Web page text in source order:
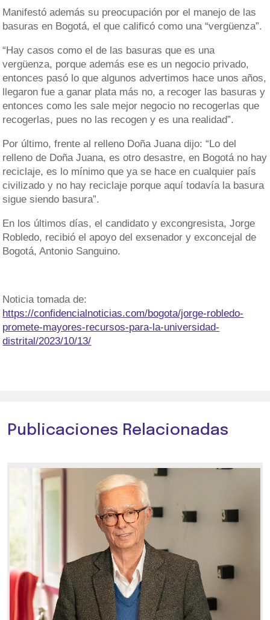
Manifestó además su preocupación por el manejo de las
basuras en Bogotá, el que calificó como una “vergüenza”.
“Hay casos como el de las basuras que es una
vergüenza, porque además ese es un negocio privado,
entonces pasó lo que algunos advertimos hace unos años,
llegaron fue a ganar plata más no, a recoger las basuras y
entonces como les sale mejor negocio no recogerlas que
recogerlas, pues no las recogen y es una realidad”.
Por último, frente al relleno Doña Juana dijo: “Lo del
relleno de Doña Juana, es otro desastre, en Bogotá no hay
reciclaje, es lo mínimo que ya se hace en cualquier país
civilizado y no hay reciclaje porque aquí todavía la basura
sigue siendo basura”.
En los últimos días, el candidato y excongresista, Jorge
Robledo, recibió el apoyo del exsenador y exconcejal de
Bogotá, Antonio Sanguino.
Noticia tomada de:
https://confidencialnoticias.com/bogota/jorge-robledo-
promete-mayores-recursos-para-la-universidad-
distrital/2023/10/13/
Publicaciones Relacionadas